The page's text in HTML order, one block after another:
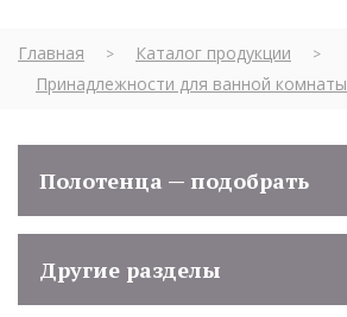
Главная > Каталог продукции >
Принадлежности для ванной комнаты
Полотенца — подобрать
Другие разделы